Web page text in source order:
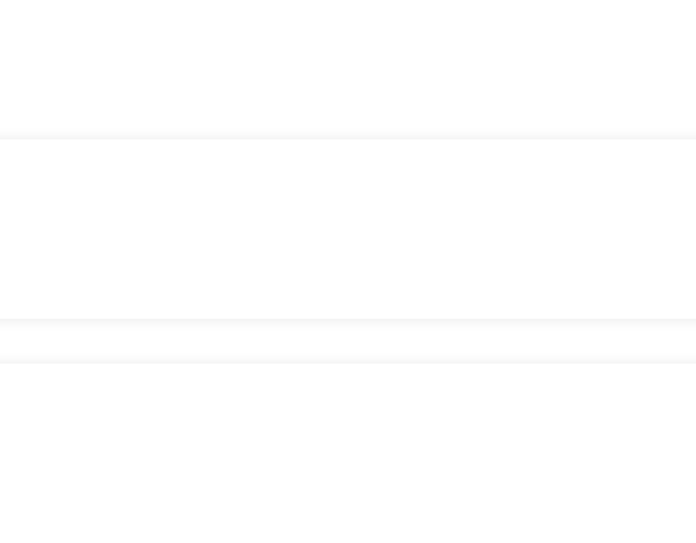
senza complicazioni.
del mercato.
piattaforme e dApp.